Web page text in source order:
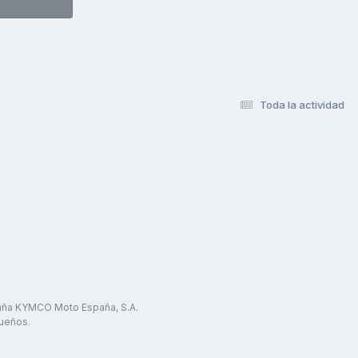
Toda la actividad
KYMCO Moto España, S.A.